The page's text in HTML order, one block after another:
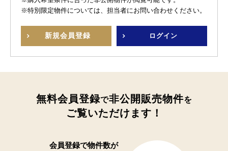
※特別限定物件については、担当者にお問い合わせください。
新規会員登録 ログイン
無料会員登録で非公開販売物件を
ご覧いただけます！
会員登録で物件数が